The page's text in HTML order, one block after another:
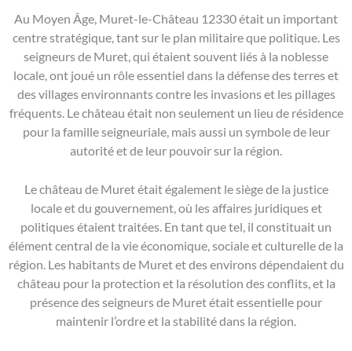
Au Moyen Âge, Muret-le-Château 12330 était un important
centre stratégique, tant sur le plan militaire que politique. Les
seigneurs de Muret, qui étaient souvent liés à la noblesse
locale, ont joué un rôle essentiel dans la défense des terres et
des villages environnants contre les invasions et les pillages
fréquents. Le château était non seulement un lieu de résidence
pour la famille seigneuriale, mais aussi un symbole de leur
autorité et de leur pouvoir sur la région.
Le château de Muret était également le siège de la justice
locale et du gouvernement, où les affaires juridiques et
politiques étaient traitées. En tant que tel, il constituait un
élément central de la vie économique, sociale et culturelle de la
région. Les habitants de Muret et des environs dépendaient du
château pour la protection et la résolution des conflits, et la
présence des seigneurs de Muret était essentielle pour
maintenir l’ordre et la stabilité dans la région.